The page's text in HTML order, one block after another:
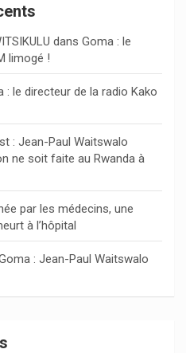
dans Goma : le
limogé !
: le directeur de la radio Kako
: Jean-Paul Waitswalo
ne soit faite au Rwanda à
par les médecins, une
à l’hôpital
: Jean-Paul Waitswalo